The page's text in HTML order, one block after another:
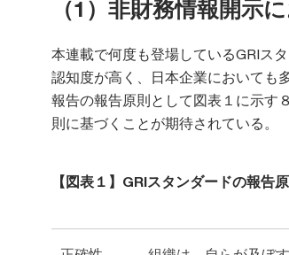
（1）非財務情報開示
本連載で何度も登場しているGRIス
認知度が高く、日本企業においても
報告の報告原則として図表１に示す
則に基づくことが期待されている。
【図表１】GRIスタンダードの報告